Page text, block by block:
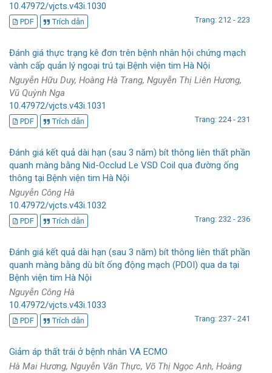
10.47972/vjcts.v43i.1030
PDF Trích dẫn Trang: 212 - 223
Đánh giá thực trạng kê đơn trên bệnh nhân hội chứng mạch
vành cấp quản lý ngoại trú tại Bệnh viện tim Hà Nội
Nguyễn Hữu Duy, Hoàng Hà Trang, Nguyễn Thị Liên Hương,
Vũ Quỳnh Nga
10.47972/vjcts.v43i.1031
PDF Trích dẫn Trang: 224 - 231
Đánh giá kết quả dài hạn (sau 3 năm) bít thông liên thất phần
quanh màng bằng Nid-Occlud Le VSD Coil qua đường ống
thông tại Bệnh viện tim Hà Nội
Nguyễn Công Hà
10.47972/vjcts.v43i.1032
PDF Trích dẫn Trang: 232 - 236
Đánh giá kết quả dài hạn (sau 3 năm) bít thông liên thất phần
quanh màng bằng dù bít ống động mạch (PDOI) qua da tại
Bệnh viện tim Hà Nội
Nguyễn Công Hà
10.47972/vjcts.v43i.1033
PDF Trích dẫn Trang: 237 - 241
Giảm áp thất trái ở bệnh nhân VA ECMO
Hà Mai Hương, Nguyễn Văn Thực, Võ Thị Ngọc Anh, Hoàng